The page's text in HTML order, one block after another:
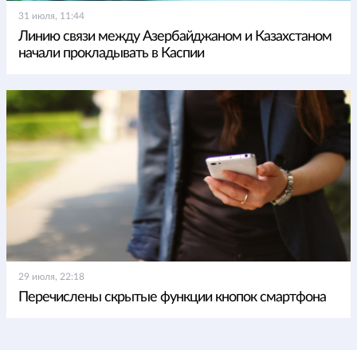
31 июля, 11:44
Линию связи между Азербайджаном и Казахстаном
начали прокладывать в Каспии
29 июля, 22:18
Перечислены скрытые функции кнопок смартфона